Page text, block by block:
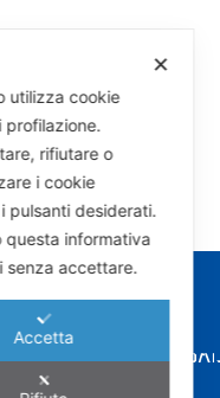
✕
utilizza cookie
profilazione.
rifiutare o
i cookie
pulsanti desiderati.
questa informativa
senza accettare.
Accetta